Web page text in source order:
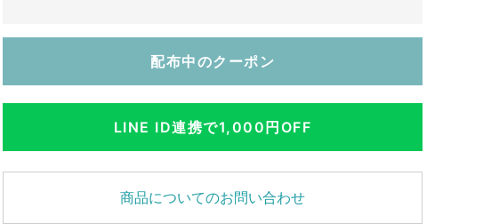
配布中のクーポン
LINE ID連携で1,000円OFF
商品についてのお問い合わせ